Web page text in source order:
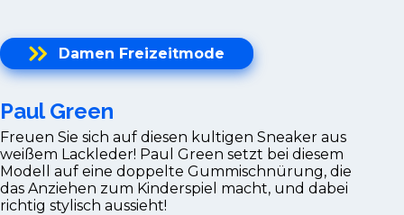
Damen Freizeitmode
Paul Green
Freuen Sie sich auf diesen kultigen Sneaker aus
weißem Lackleder! Paul Green setzt bei diesem
Modell auf eine doppelte Gummischnürung, die
das Anziehen zum Kinderspiel macht, und dabei
richtig stylisch aussieht!